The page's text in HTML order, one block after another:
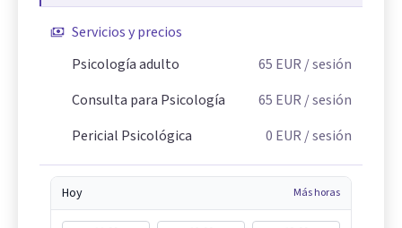
Servicios y precios
Psicología adulto
65 EUR / sesión
Consulta para Psicología
65 EUR / sesión
Pericial Psicológica
0 EUR / sesión
Hoy Más horas